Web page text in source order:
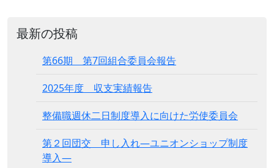
最新の投稿
第66期 第7回組合委員会報告
2025年度 収支実績報告
整備職週休二日制度導入に向けた労使委員会
第２回団交 申し入れ―ユニオンショップ制度
導入―